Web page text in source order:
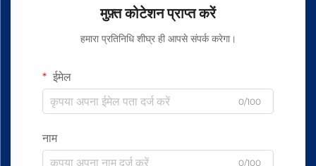
मुफ़्त कोटेशन प्राप्त करें
हमारा प्रतिनिधि शीघ्र ही आपसे संपर्क करेगा।
ईमेल
0/100
नाम
0/100